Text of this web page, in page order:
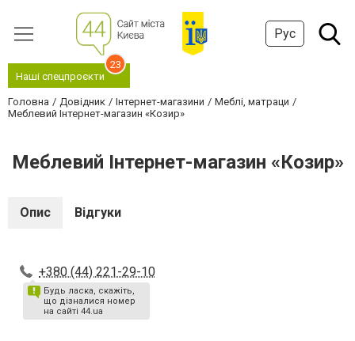
Рус
Наші спецпроєкти
23
Головна Довідник Інтернет-магазини
Меблі, матраци
Меблевий Інтернет-магазин «Козир»
Меблевий Інтернет-магазин «Козир»
Опис Відгуки
+380 (44) 221-29-10
Будь ласка, скажіть,
що дізналися номер
на сайті 44.ua